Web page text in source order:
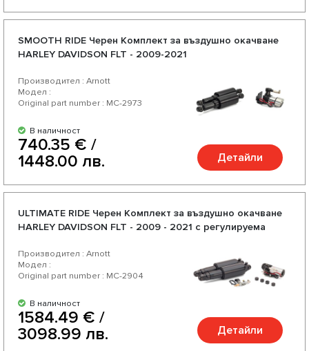
SMOOTH RIDE Черен Комплект за въздушно окачване
HARLEY DAVIDSON FLT - 2009-2021
Производител : Arnott
Модел :
Original part number : MC-2973
В наличност
740.35 € /
1448.00 лв.
Детайли
ULTIMATE RIDE Черен Комплект за въздушно окачване
HARLEY DAVIDSON FLT - 2009 - 2021 с регулируема
Производител : Arnott
Модел :
Original part number : MC-2904
В наличност
1584.49 € /
3098.99 лв.
Детайли